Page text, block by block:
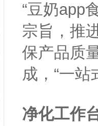
“豆奶app食
宗旨，推
保产品质
成，“一
净化工作